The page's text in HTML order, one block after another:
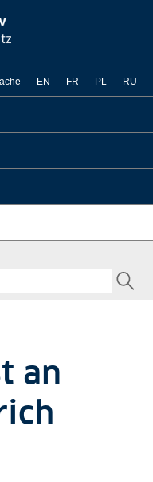
an
EN FR PL RU
an